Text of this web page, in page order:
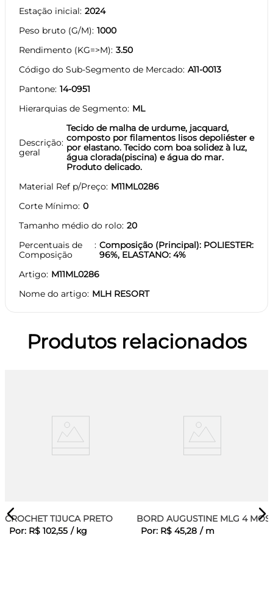
Estação inicial 2024
Peso bruto (G/M) 1000
Rendimento (KG=>M) 3.50
Código do Sub-Segmento de Mercado A11-0013
Pantone 14-0951
Hierarquias de Segmento ML
Descrição
geral
Tecido de malha de urdume, jacquard,
composto por filamentos lisos depoliéster e
por elastano. Tecido com boa solidez à luz,
água clorada(piscina) e água do mar.
Produto delicado.
Material Ref p/Preço M11ML0286
Corte Mínimo 0
Tamanho médio do rolo 20
Percentuais de
Composição
Composição (Principal): POLIESTER:
96%, ELASTANO: 4%
Artigo M11ML0286
Nome do artigo MLH RESORT
Produtos relacionados
CROCHET TIJUCA PRETO
Por: R$ 102,55 / kg
BORD AUGUSTINE MLG 4
Por: R$ 45,28 / m